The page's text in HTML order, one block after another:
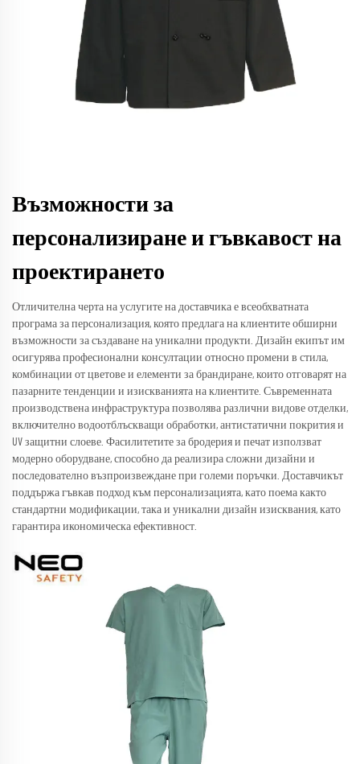
Възможности за
персонализиране и гъвкавост на
проектирането
Отличителна черта на услугите на доставчика е всеобхватната
програма за персонализация, която предлага на клиентите обширни
възможности за създаване на уникални продукти. Дизайн екипът им
осигурява професионални консултации относно промени в стила,
комбинации от цветове и елементи за брандиране, които отговарят на
пазарните тенденции и изискванията на клиентите. Съвременната
производствена инфраструктура позволява различни видове отделки,
включително водоотблъскващи обработки, антистатични покрития и
UV защитни слоеве. Фасилитетите за бродерия и печат използват
модерно оборудване, способно да реализира сложни дизайни и
последователно възпроизвеждане при големи поръчки. Доставчикът
поддържа гъвкав подход към персонализацията, като поема както
стандартни модификации, така и уникални дизайн изисквания, като
гарантира икономическа ефективност.